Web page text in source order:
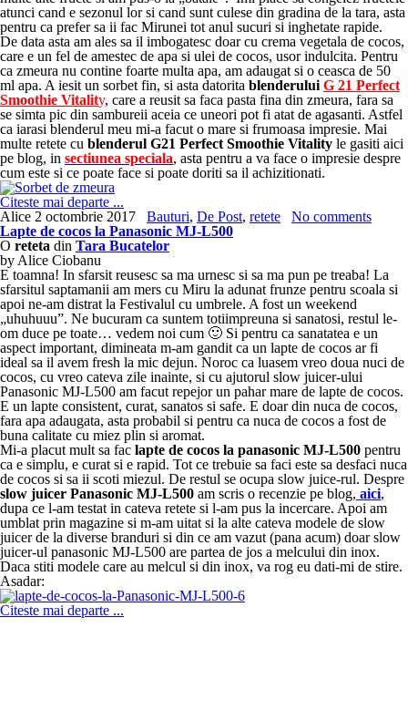
atunci cand e sezonul lor si cand sunt culese din gradina de la tara, asta
pentru ca prefer sa ii fac Mirunei tot anul sucuri si inghetate rapide.
De data asta am ales sa il imbogatesc doar cu crema vegetala de cocos,
care e un fel de amestec de apa si ulei de cocos, usor indulcita. Pentru
ca zmeura nu contine foarte multa apa, am adaugat si o ceasca de 50
ml apa. A iesit un sorbet fin, si asta datorita blenderului G 21 Perfect
Smoothie Vitality, care a reusit sa faca pasta fina din zmeura, fara sa
se simta pic din sambureii aceia ce uneori pot fi atat de agasanti. Astfel
ca iarasi blenderul meu mi-a facut o mare si frumoasa impresie. Mai
multe retete cu blenderul G21 Perfect Smoothie Vitality le gasiti aici
pe blog, in sectiunea speciala, asta pentru a va face o impresie despre
cum este si ce poate face si poate doriti sa il achizitionati.
Citeste mai departe ...
Alice 2 octombrie 2017 Bauturi, De Post, retete
No comments
Lapte de cocos la Panasonic MJ-L500
O reteta din Tara Bucatelor
by Alice Ciobanu
E toamna! In sfarsit reusesc sa ma urnesc si sa ma pun pe treaba! La
sfarsitul saptamanii am mers cu Miru la adunat frunze pentru scoala si
apoi ne-am distrat la Festivalul cu umbrele. A fost un weekend
„uhuhuuu”. Ne bucuram ca suntem totiimpreuna si sanatosi, restul le-
om duce pe toate… vedem noi cum 🙂 Si pentru ca sanatatea e un
aspect important, dimineata m-am gandit ca un lapte de cocos ar fi
ideal sa il avem fresh la mic dejun. Noroc ca luasem vreo doua nuci de
cocos, cu vreo cateva zile inainte, si cu ajutorul slow juicer-ului
Panasonic MJ-L500 am facut repejor un pahar mare de lapte de cocos.
E un lapte consistent, curat, sanatos si safe. E doar din nuca de cocos,
fara apa adaugata, asta probabil si pentru ca nuca de cocos a fost de
buna calitate cu miez plin si aromat.
Mi-a placut mult sa fac lapte de cocos la panasonic MJ-L500 pentru
ca e simplu, e curat si e rapid. Tot ce trebuie sa faci este sa desfaci nuca
de cocos si sa ii scoti miezul. De restul se ocupa slow juice-rul. Despre
slow juicer Panasonic MJ-L500 am scris o recenzie pe blog, aici,
dupa ce l-am testat in cateva retete si l-am pus la incercare. Apoi am
umblat prin magazine si m-am uitat si la alte cateva modele de slow
juicer de la diverse branduri si din ce am vazut (pana acum) doar slow
juicer-ul panasonic MJ-L500 are partea de jos a melcului din inox.
Daca stiti modele care au melcul si din inox, va rog eu dati-mi de stire.
Asadar:
Citeste mai departe ...